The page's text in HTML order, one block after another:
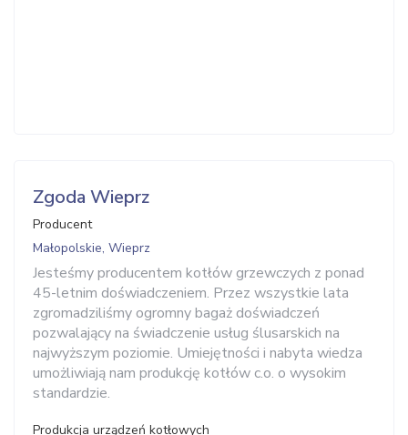
Zgoda Wieprz
Producent
Małopolskie, Wieprz
Jesteśmy producentem kotłów grzewczych z ponad
45-letnim doświadczeniem. Przez wszystkie lata
zgromadziliśmy ogromny bagaż doświadczeń
pozwalający na świadczenie usług ślusarskich na
najwyższym poziomie. Umiejętności i nabyta wiedza
umożliwiają nam produkcję kotłów c.o. o wysokim
standardzie.
Produkcja urządzeń kotłowych